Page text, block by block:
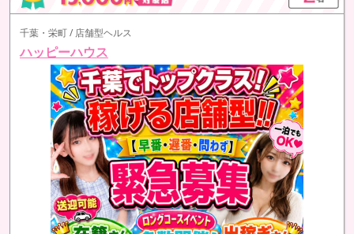
千葉・栄町 / 店舗型ヘルス
ハッピーハウス